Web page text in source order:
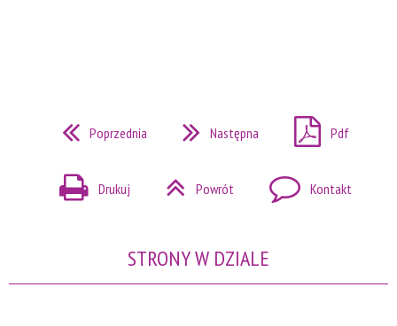
Poprzednia Następna Pdf
Drukuj Powrót Kontakt
STRONY W DZIALE